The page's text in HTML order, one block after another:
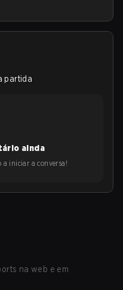
partida
ainda
iniciar a conversa!
na web e em